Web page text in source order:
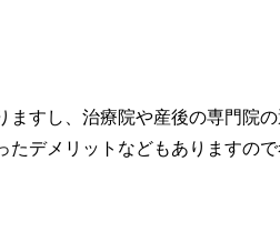
すし、治療院や産後の専門院
デメリットなどもありますの